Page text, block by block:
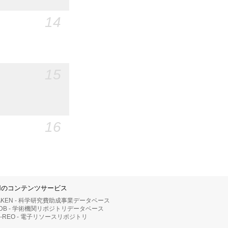
14
16
のコンテンツサービス
- 科学研究費助成事業データベース
- 学術機関リポジトリデータベース
REO - 電子リソースリポジトリ